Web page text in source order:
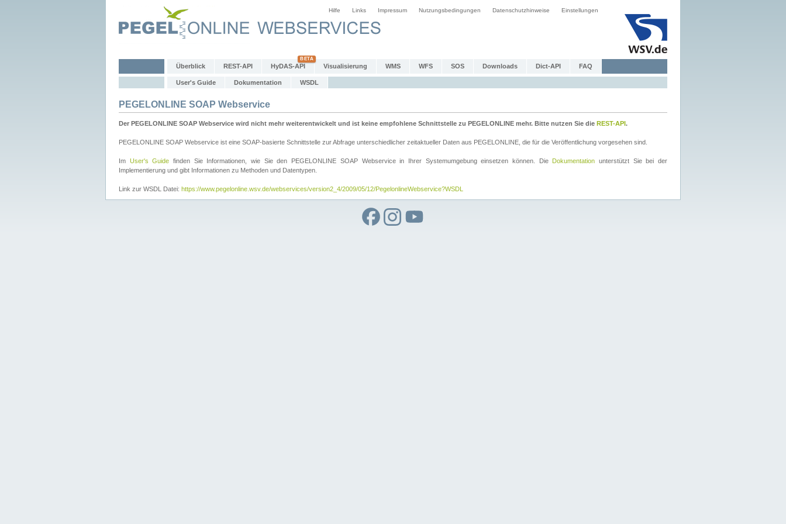
Hilfe Links Impressum Nutzungsbedingungen Datenschutzhinweise Einstellungen
Überblick REST-API HyDAS-API Visualisierung WMS WFS SOS Downloads Dict-API FAQ
User's Guide Dokumentation WSDL
PEGELONLINE SOAP Webservice
Der PEGELONLINE SOAP Webservice wird nicht mehr weiterentwickelt und ist keine empfohlene Schnittstelle zu PEGELONLINE mehr. Bitte nutzen Sie die REST-API.
PEGELONLINE SOAP Webservice ist eine SOAP-basierte Schnittstelle zur Abfrage unterschiedlicher zeitaktueller Daten aus PEGELONLINE, die für die Veröffentlichung vorgesehen sind.
Im User's Guide finden Sie Informationen, wie Sie den PEGELONLINE SOAP Webservice in Ihrer Systemumgebung einsetzen können. Die Dokumentation unterstützt Sie bei der
Implementierung und gibt Informationen zu Methoden und Datentypen.
Link zur WSDL Datei: https://www.pegelonline.wsv.de/webservices/version2_4/2009/05/12/PegelonlineWebservice?WSDL